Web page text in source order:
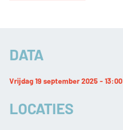
DATA
Vrijdag 19 september 2025 - 13:00
LOCATIES